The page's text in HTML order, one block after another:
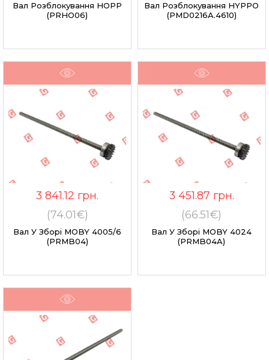
Вал Розблокування HOPP
(PRHO06)
Вал Розблокування HYPPO
(PMD0216A.4610)
3 841.12 грн.
(74.01€)
Вал У Зборі MOBY 4005/6
(PRMB04)
3 451.87 грн.
(66.51€)
Вал У Зборі MOBY 4024
(PRMB04A)